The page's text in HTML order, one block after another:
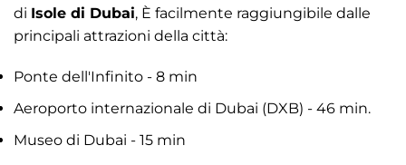
di Isole di Dubai, È facilmente raggiungibile dalle
principali attrazioni della città:
Ponte dell'Infinito - 8 min
Aeroporto internazionale di Dubai (DXB) - 46 min.
Museo di Dubai - 15 min